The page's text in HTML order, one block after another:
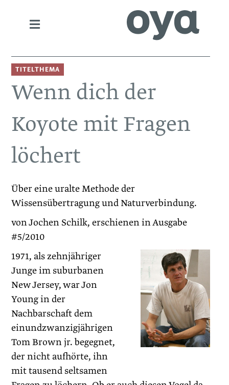
TITELTHEMA
Wenn dich der
Koyote mit Fragen
löchert
Über eine uralte Methode der
Wissensübertragung und Naturverbindung.
von Jochen Schilk, erschienen in Ausgabe
#5/2010
1971, als zehnjähriger
Junge im suburbanen
New Jersey, war Jon
Young in der
Nachbarschaft dem
einundzwanzigjährigen
Tom Brown jr. begegnet,
der nicht aufhörte, ihn
mit tausend seltsamen